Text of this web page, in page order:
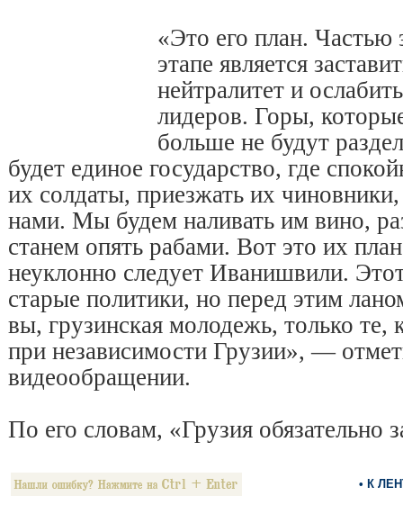
«Это его план. Частью
этапе является
нейтралитет и
лидеров. Горы,
больше не будут
будет единое государство, где
их солдаты, приезжать их
нами. Мы будем наливать им вино,
станем опять рабами. Вот это их
неуклонно следует Иванишвили.
старые политики, но перед этим
вы, грузинская молодежь, только те,
при независимости Грузии», —
видеообращении.
По его словам, «Грузия обязательно
• К